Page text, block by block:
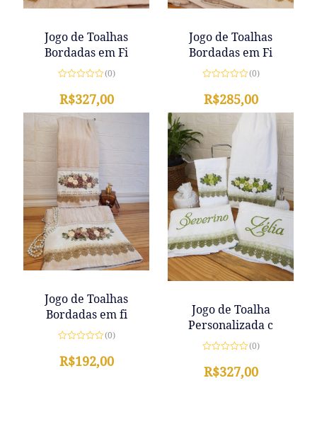
Jogo de Toalhas
Bordadas em Fi
0
de
5
(0)
R$327,00
Jogo de Toalhas
Bordadas em Fi
0
de
5
(0)
R$285,00
Jogo de Toalhas
Bordadas em fi
0
de
(0)
R$192,00
Jogo de Toalha
Personalizada c
0
de
(0)
R$327,00